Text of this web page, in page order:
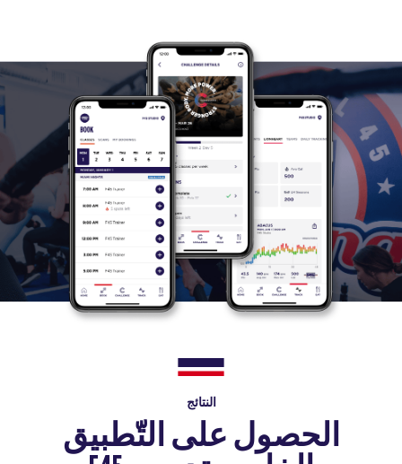
النتائج
الحصول على التّطبيق